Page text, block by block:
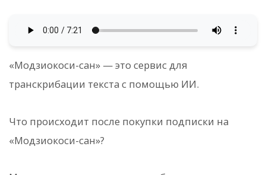
«Модзиокоси-сан» — это сервис для
транскрибации текста с помощью ИИ.
Что происходит после покупки подписки на
«Модзиокоси-сан»?